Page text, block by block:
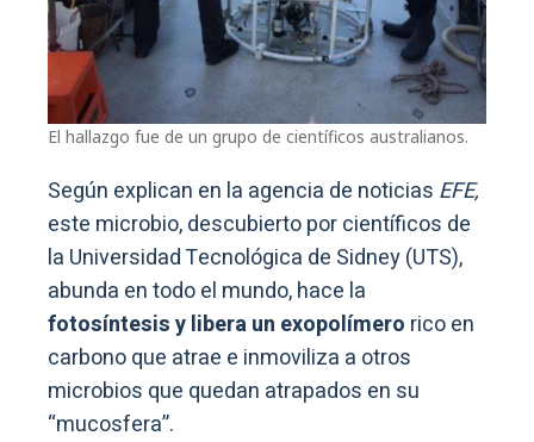
El hallazgo fue de un grupo de científicos australianos.
Según explican en la agencia de noticias EFE,
este microbio, descubierto por científicos de
la Universidad Tecnológica de Sidney (UTS),
abunda en todo el mundo, hace la
fotosíntesis y libera un exopolímero rico en
carbono que atrae e inmoviliza a otros
microbios que quedan atrapados en su
“mucosfera”.